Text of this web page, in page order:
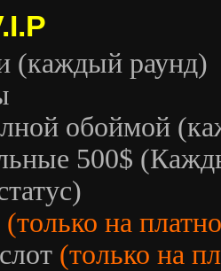
(каждый раунд)
обоймой
500$
(только на
(только на